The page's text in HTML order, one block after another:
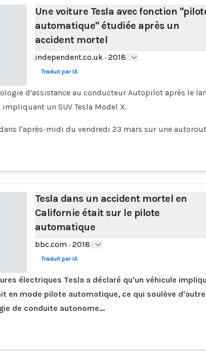
Une voiture Tesla avec fonction
automatique" étudiée après un
accident mortel
independent.co.uk· 2018
Traduit par IA
d'assistance au conducteur Autopilot après le
un SUV Tesla Model X.
l'après-midi du vendredi 23 mars sur une
Tesla dans un accident mortel en
Californie était sur le pilote
automatique
bbc.com · 2018
Traduit par IA
électriques Tesla a déclaré qu'un véhicule
en mode pilote automatique, ce qui soulève
de conduite autonome…